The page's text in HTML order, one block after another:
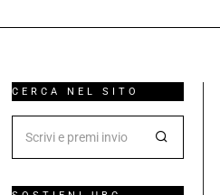
CERCA NEL SITO